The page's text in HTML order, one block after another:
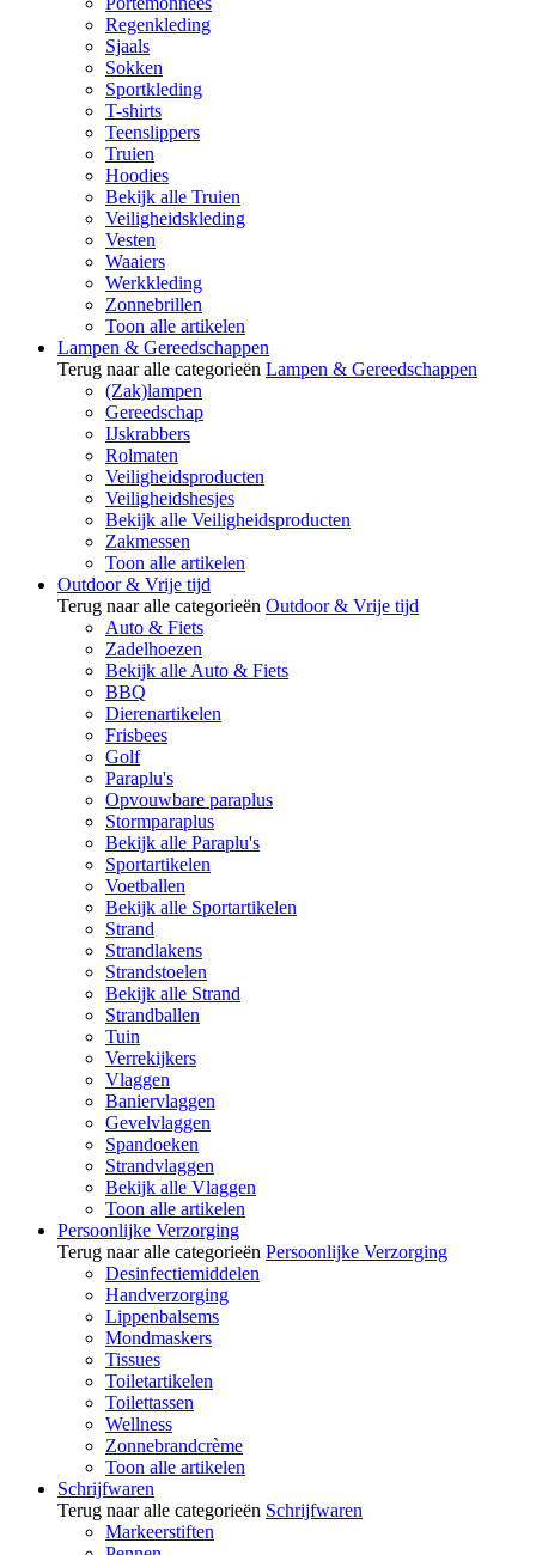
Regenkleding
Sjaals
Sokken
Sportkleding
T-shirts
Teenslippers
Truien
Hoodies
Bekijk alle Truien
Veiligheidskleding
Vesten
Waaiers
Werkkleding
Zonnebrillen
Toon alle artikelen
Lampen & Gereedschappen
Terug naar alle categorieën Lampen & Gereedschappen
(Zak)lampen
Gereedschap
IJskrabbers
Rolmaten
Veiligheidsproducten
Veiligheidshesjes
Bekijk alle Veiligheidsproducten
Zakmessen
Toon alle artikelen
Outdoor & Vrije tijd
Terug naar alle categorieën Outdoor & Vrije tijd
Auto & Fiets
Zadelhoezen
Bekijk alle Auto & Fiets
BBQ
Dierenartikelen
Frisbees
Golf
Paraplu's
Opvouwbare paraplus
Stormparaplus
Bekijk alle Paraplu's
Sportartikelen
Voetballen
Bekijk alle Sportartikelen
Strand
Strandlakens
Strandstoelen
Bekijk alle Strand
Strandballen
Tuin
Verrekijkers
Vlaggen
Baniervlaggen
Gevelvlaggen
Spandoeken
Strandvlaggen
Bekijk alle Vlaggen
Toon alle artikelen
Persoonlijke Verzorging
Terug naar alle categorieën Persoonlijke Verzorging
Desinfectiemiddelen
Handverzorging
Lippenbalsems
Mondmaskers
Tissues
Toiletartikelen
Toilettassen
Wellness
Zonnebrandcrème
Toon alle artikelen
Schrijfwaren
Terug naar alle categorieën Schrijfwaren
Markeerstiften